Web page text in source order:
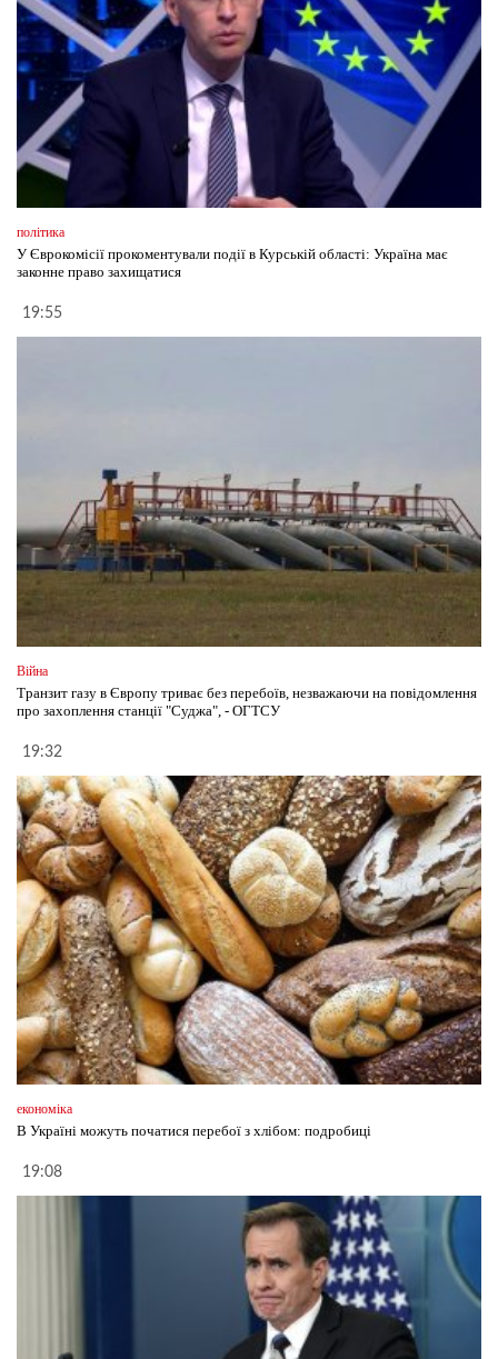
політика
У Єврокомісії прокоментували події в Курській області: Україна має
законне право захищатися
19:55
Війна
Транзит газу в Європу триває без перебоїв, незважаючи на повідомлення
про захоплення станції "Суджа", - ОГТСУ
19:32
економіка
В Україні можуть початися перебої з хлібом: подробиці
19:08